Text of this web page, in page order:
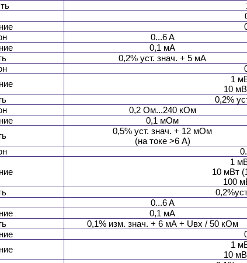
0...6 A
0,1 мA
0,2% уст. знач. + 5 мА
1
10
0,2%
0,2 Ом...240 кОм
0,1 мОм
0,5% уст. знач. + 12 мОм
(на токе >6 А)
1
10 мВт
100
0...6 A
0,1 мА
0,1% изм. знач. + 6 мА + Uвх / 50 кОм
1
10